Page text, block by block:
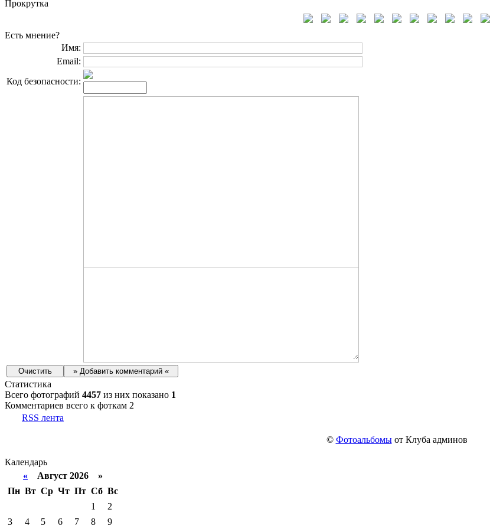
Прокрутка
Есть мнение?
Имя:
Email:
Код безопасности:
Статистика
Всего фотографий 4457 из них показано 1
Комментариев всего к фоткам 2
RSS лента
© Фотоальбомыот Клуба админов
Календарь
« Август 2026 »
Пн Вт Ср Чт Пт Сб Вс
1
2
3
4 5 6 7 8 9